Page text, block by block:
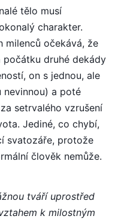
tělo musí
charakter.
milenců očekává, že
počátku druhé dekády
on s jednou, ale
nevinnou) a poté
setrvalého vzrušení
Jediné, co chybí,
svatozáře, protože
člověk nemůže.
tváří uprostřed
k milostným